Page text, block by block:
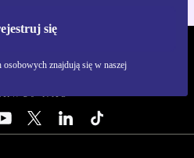
się
znajdują się w naszej
NAS